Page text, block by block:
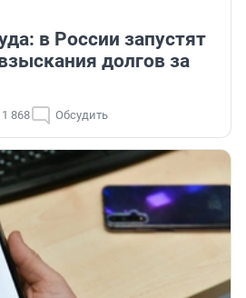
в России запустят
долгов за
1 868 Обсудить